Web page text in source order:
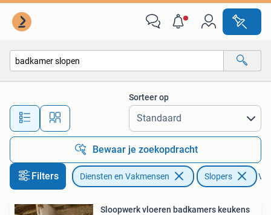
Alle afstanden…
Sorteer op
Bewaar je zoekopdracht
Filters Diensten en Vakmensen Slopers
Sloopwerk vloeren badkamers keukens